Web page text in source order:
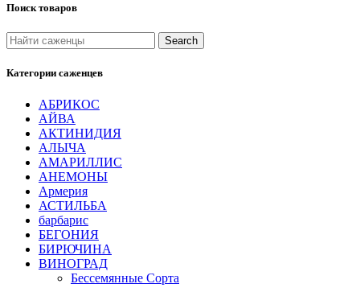
Поиск товаров
Search
Категории саженцев
АБРИКОС
АЙВА
АКТИНИДИЯ
АЛЫЧА
АМАРИЛЛИС
АНЕМОНЫ
Армерия
АСТИЛЬБА
барбарис
БЕГОНИЯ
БИРЮЧИНА
ВИНОГРАД
Бессемянные Сорта